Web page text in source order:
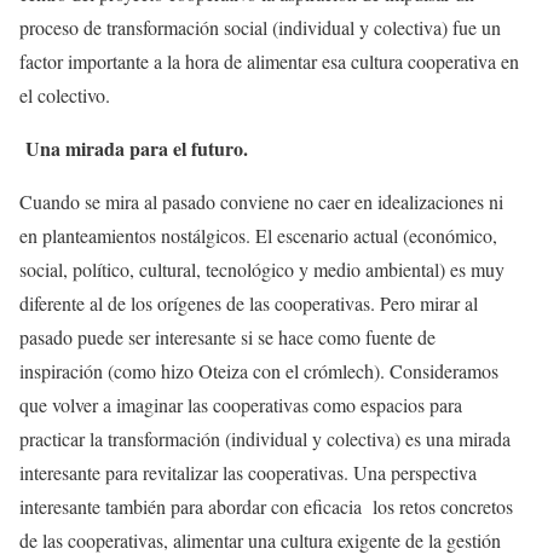
proceso de transformación social (individual y colectiva) fue un
factor importante a la hora de alimentar esa cultura cooperativa en
el colectivo.
Una mirada para el futuro.
Cuando se mira al pasado conviene no caer en idealizaciones ni
en planteamientos nostálgicos. El escenario actual (económico,
social, político, cultural, tecnológico y medio ambiental) es muy
diferente al de los orígenes de las cooperativas. Pero mirar al
pasado puede ser interesante si se hace como fuente de
inspiración (como hizo Oteiza con el crómlech). Consideramos
que volver a imaginar las cooperativas como espacios para
practicar la transformación (individual y colectiva) es una mirada
interesante para revitalizar las cooperativas. Una perspectiva
interesante también para abordar con eficacia los retos concretos
de las cooperativas, alimentar una cultura exigente de la gestión